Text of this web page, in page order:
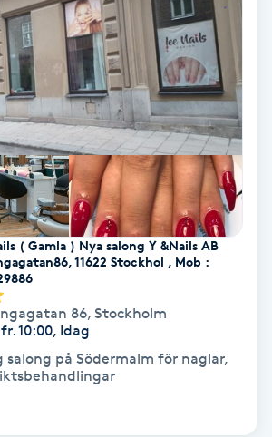
( Gamla ) Nya salong Y &Nails AB
11622 Stockhol , Mob :
86, Stockholm
10:00, Idag
salong på Södermalm för naglar,